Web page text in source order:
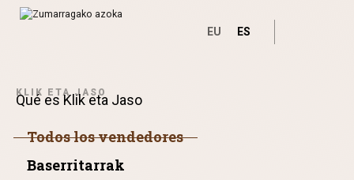
Ir directamente al contenido
EU ES
KLIK ETA JASO
Qué es Klik eta Jaso
Todos los vendedores
Baserritarrak